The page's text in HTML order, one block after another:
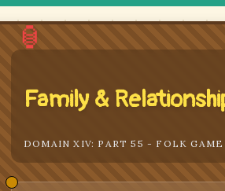
🏮
Family &
DOMAIN XIV: PART 55 - FOLK